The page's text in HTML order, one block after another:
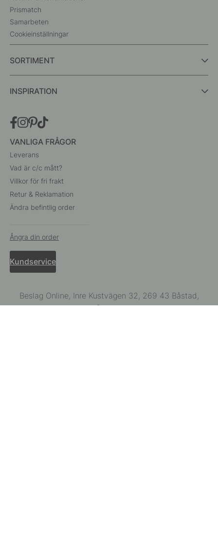
Prismatch
Samarbeten
Cookieinställningar
SORTIMENT
INSPIRATION
VANLIGA FRÅGOR
Leverans
Vad är c/c mått?
Villkor för fri frakt
Retur & Reklamation
Ändra befintlig order
Ångra din order
Kundservice
Beslag Online, Inre Kustvägen 32, 269 43 Båstad,
Sverige